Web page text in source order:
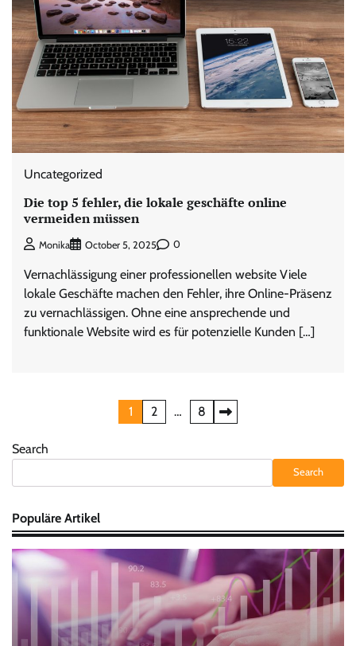
Uncategorized
Die top 5 fehler, die lokale geschäfte online
vermeiden müssen
Monika October 5, 2025 0
Vernachlässigung einer professionellen website Viele
lokale Geschäfte machen den Fehler, ihre Online-Präsenz
zu vernachlässigen. Ohne eine ansprechende und
funktionale Website wird es für potenzielle Kunden […]
pagination
1 2 … 8
Search
Search
Populäre Artikel